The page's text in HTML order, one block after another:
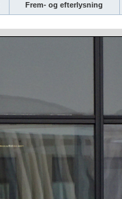
Frem- og efterlysning